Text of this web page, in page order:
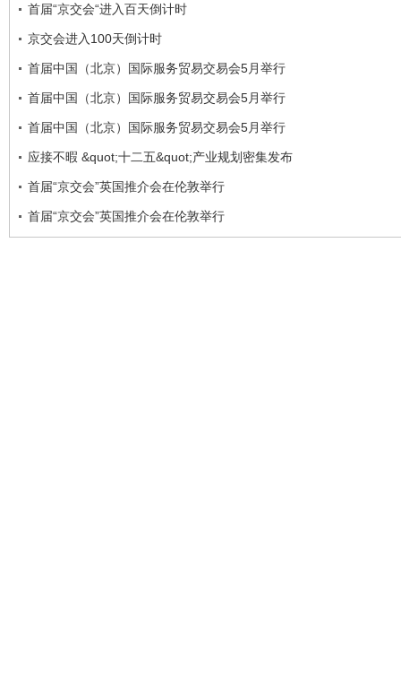
首届“京交会“进入百天倒计时
京交会进入100天倒计时
首届中国（北京）国际服务贸易交易会5月举行
首届中国（北京）国际服务贸易交易会5月举行
首届中国（北京）国际服务贸易交易会5月举行
应接不暇 &quot;十二五&quot;产业规划密集发布
首届“京交会”英国推介会在伦敦举行
首届“京交会”英国推介会在伦敦举行